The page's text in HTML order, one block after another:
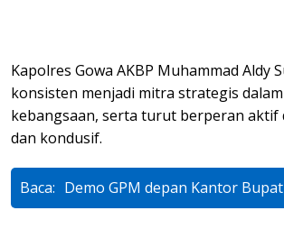
Kapolres Gowa AKBP Muhammad
konsisten menjadi mitra strategis
kebangsaan, serta turut berperan aktif
dan kondusif.
Baca: Demo GPM depan Kantor